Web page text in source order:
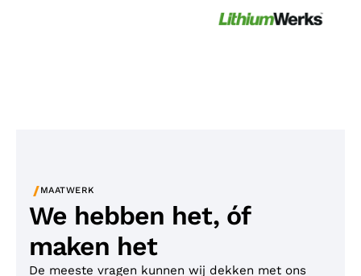
/MAATWERK
We hebben het, óf
maken het
De meeste vragen kunnen wij dekken met ons